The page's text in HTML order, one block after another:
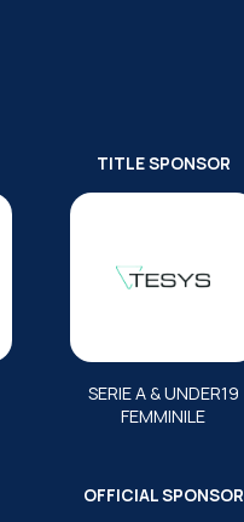
TITLE SPONSOR
SERIE A & UNDER19
FEMMINILE
OFFICIAL SPONSOR